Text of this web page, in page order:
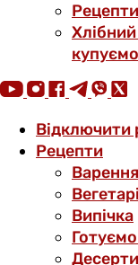
Відключити
Рецепти
Варення
Випічка
Десерти